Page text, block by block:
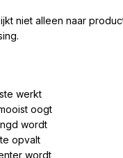
niet alleen naar
werkt
oogt
wordt
opvalt
wordt